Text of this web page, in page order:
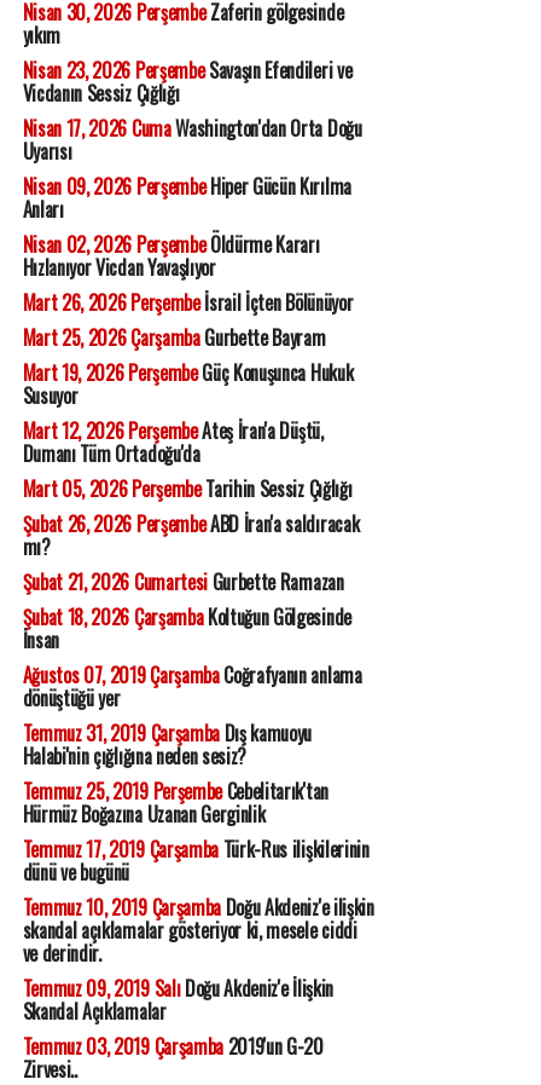
Nisan 30, 2026 PerşembeZaferin gölgesinde
yıkım
Nisan 23, 2026 PerşembeSavaşın Efendileri ve
Vicdanın Sessiz Çığlığı
Nisan 17, 2026 CumaWashington'dan Orta Doğu
Uyarısı
Nisan 09, 2026 PerşembeHiper Gücün Kırılma
Anları
Nisan 02, 2026 PerşembeÖldürme Kararı
Hızlanıyor Vicdan Yavaşlıyor
Mart 26, 2026 Perşembeİsrail İçten Bölünüyor
Mart 25, 2026 ÇarşambaGurbette Bayram
Mart 19, 2026 PerşembeGüç Konuşunca Hukuk
Susuyor
Mart 12, 2026 PerşembeAteş İran'a Düştü,
Dumanı Tüm Ortadoğu'da
Mart 05, 2026 PerşembeTarihin Sessiz Çığlığı
Şubat 26, 2026 PerşembeABD İran'a saldıracak
mı?
Şubat 21, 2026 CumartesiGurbette Ramazan
Şubat 18, 2026 ÇarşambaKoltuğun Gölgesinde
İnsan
Ağustos 07, 2019 ÇarşambaCoğrafyanın anlama
dönüştüğü yer
Temmuz 31, 2019 ÇarşambaDış kamuoyu
Halabi'nin çığlığına neden sesiz?
Temmuz 25, 2019 PerşembeCebelitarık'tan
Hürmüz Boğazına Uzanan Gerginlik
Temmuz 17, 2019 ÇarşambaTürk-Rus ilişkilerinin
dünü ve bugünü
Temmuz 10, 2019 ÇarşambaDoğu Akdeniz'e ilişkin
skandal açıklamalar gösteriyor ki, mesele ciddi
ve derindir.
Temmuz 09, 2019 SalıDoğu Akdeniz'e İlişkin
Skandal Açıklamalar
Temmuz 03, 2019 Çarşamba2019'un G-20
Zirvesi..